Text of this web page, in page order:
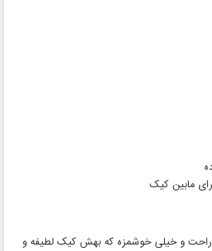
راحت و خیلی خوشمزه که بهش کیک لطیفه و